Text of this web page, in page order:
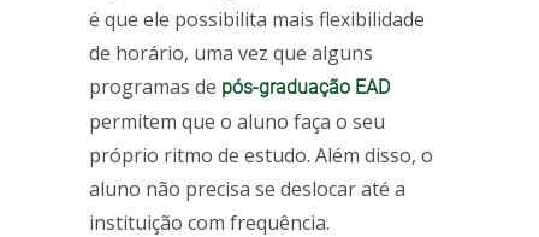
é que ele possibilita mais flexibilidade
de horário, uma vez que alguns
programas de pós-graduação EAD
permitem que o aluno faça o seu
próprio ritmo de estudo. Além disso, o
aluno não precisa se deslocar até a
instituição com frequência.